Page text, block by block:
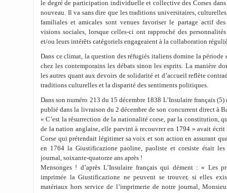
le degré de participation individuelle et collective des Corses
nouveau. Il va sans dire que les traditions universitaires,
familiales et amicales sont venues favoriser le partage actif
visions sociales, lorsque celles-ci ont rapproché des
et/ou leurs intérêts catégoriels engageaient à la collaboration
Dans ce climat, la question des réfugiés italiens domine la période
chez les contemporains les débats sinon les esprits. La manière
les autres quant aux devoirs de solidarité et d’accueil reflète
traditions culturelles et la disparité des sentiments politiques.
Dans son numéro 213 du 15 décembre 1838 L’Insulaire français
publié dans la livraison du 2 décembre de son concurrent direct à
« C’est la résurrection de la nationalité corse, par la constitution,
de la nation anglaise, elle parvint à recouvrer en 1794 » avait écrit
Corse qui prétendait légitimer sa voix et son action en assurant
en 1764 la Giustificazione paoline, paoliste et corsiste était
journal, soixante-quatorze ans après !
Mensonges ! d’après L’Insulaire français qui dément : « Les
imprimée la Giustificazione ne peuvent se trouver, si elles
matériaux hors service de l’imprimerie de notre journal,